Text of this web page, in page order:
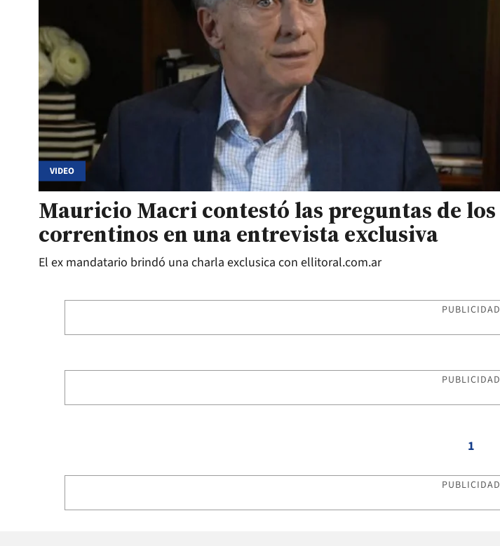
VIDEO
Mauricio Macri contestó las preguntas de los
correntinos en una entrevista exclusiva
El ex mandatario brindó una charla exclusica con ellitoral.com.ar
PUBLICIDAD
PUBLICIDAD
1
PUBLICIDAD